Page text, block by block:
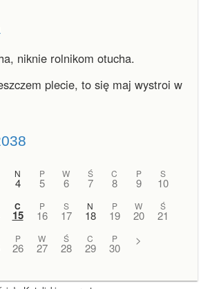
niknie rolnikom otucha.
plecie, to się maj wystroi w
N
4
P
5
W
6
Ś
7
C
8
P
9
S
10
C
15
P
16
S
17
N
18
P
19
W
20
Ś
21
P
26
W
27
Ś
28
C
29
P
30
>